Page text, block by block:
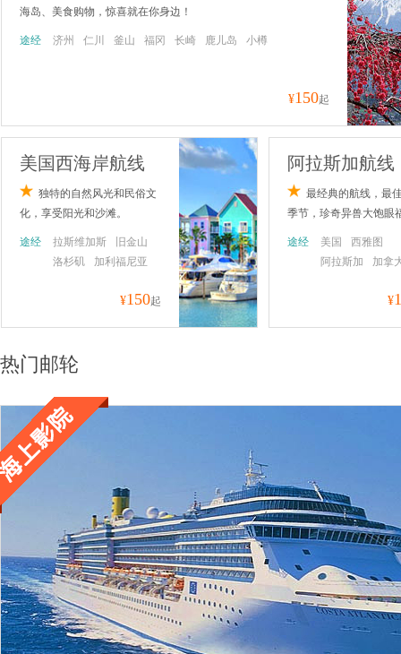
海岛、美食购物，惊喜就在你身边！
途经 济州 仁川 釜山 福冈 长崎 鹿儿岛 小樽
¥150起
美国西海岸航线
独特的自然风光和民俗文
化，享受阳光和沙滩。
途经 拉斯维加斯
旧金山
洛杉矶
加利福尼亚
¥150起
阿拉斯加航线
最经典的航线，最
季节，珍奇异兽大饱眼
途经 美国
西雅图
阿拉斯加
加拿
¥
热门邮轮